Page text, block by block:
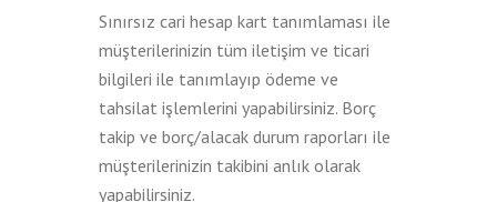
Sınırsız cari hesap kart tanımlaması ile
müşterilerinizin tüm iletişim ve ticari
bilgileri ile tanımlayıp ödeme ve
tahsilat işlemlerini yapabilirsiniz. Borç
takip ve borç/alacak durum raporları ile
müşterilerinizin takibini anlık olarak
yapabilirsiniz.